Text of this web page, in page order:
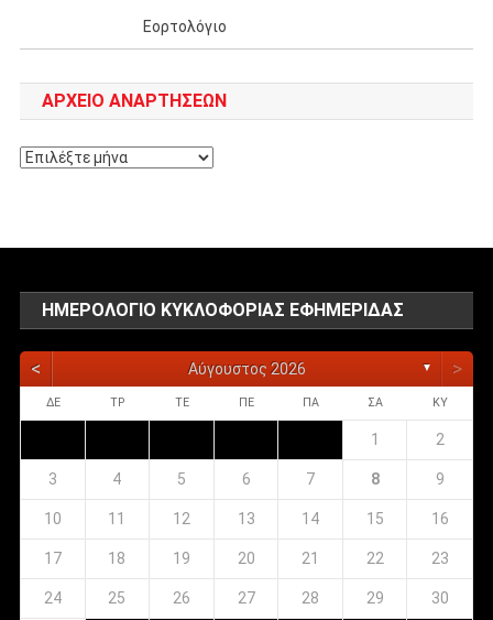
Εορτολόγιο
ΑΡΧΕΊΟ ΑΝΑΡΤΉΣΕΩΝ
Αρχείο
ΗΜΕΡΟΛΌΓΙΟ ΚΥΚΛΟΦΟΡΊΑΣ ΕΦΗΜΕΡΊΔΑΣ
< Αύγουστος 2026 ▼ >
ΔΕ ΤΡ ΤΕ ΠΕ ΠΑ ΣΑ ΚΥ
1 2
3 4 5 6 7 8 9
10 11 12 13 14 15 16
17 18 19 20 21 22 23
24 25 26 27 28 29 30